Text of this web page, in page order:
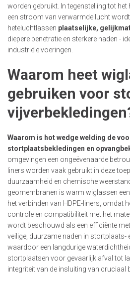
worden gebruikt. In tegenstelling tot
een stroom van verwarmde lucht
heteluchtlassen plaatselijke,
diepere penetratie en sterkere naden -
industriële voeringen.
Waarom heet
gebruiken voor
Waarom is hot wedge welding de
stortplaatsbekledingen en
omgevingen een ongeëvenaarde
liners worden vaak gebruikt in deze
duurzaamheid en chemische
geomembranen is warm wiglassen
het verbinden van HDPE-liners, omdat
controle en compatibiliteit met het
wordt beschouwd als een efficiënte
veilige, duurzame naden in stortplaats-
waardoor een langdurige
stortplaatsen voor gevaarlijk afval tot
integriteit van de insluiting van cruciaal